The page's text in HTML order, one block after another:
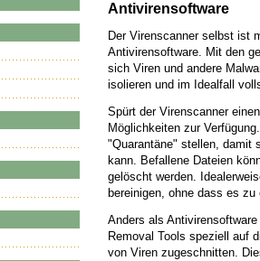
Antivirensoftware
Der Virenscanner selbst ist
Antivirensoftware. Mit den
sich Viren und andere
isolieren und im Idealfall
Spürt der Virenscanner
Möglichkeiten zur
"Quarantäne" stellen, damit
kann. Befallene Dateien
gelöscht werden.
bereinigen, ohne dass es
Anders als
Removal Tools speziell auf
von Viren zugeschnitten.